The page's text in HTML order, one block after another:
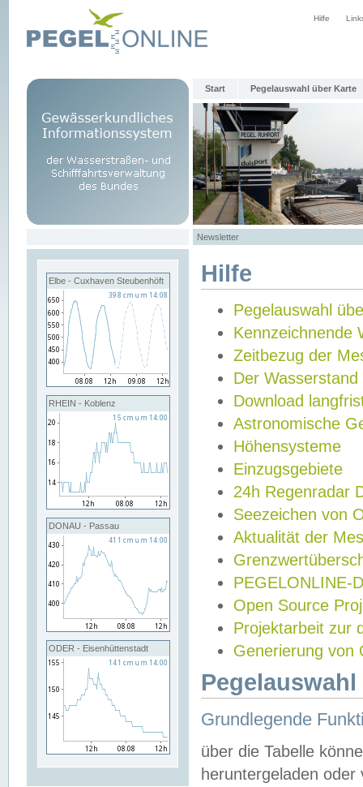
Hilfe
Start Pegelauswahl über Karte
Newsletter
Elbe - Cuxhaven Steubenhöft
RHEIN - Koblenz
DONAU - Passau
ODER - Eisenhüttenstadt
Hilfe
Pegelauswahl
Kennzeichnende
Zeitbezug der
Der Wasserstand
Download
Astronomische
Höhensysteme
Einzugsgebiete
24h Regenradar
Seezeichen von
Aktualität der
PEGELONLINE-
Open Source
Projektarbeit zur
Generierung von
Grundlegende
über die Tabelle
heruntergeladen oder